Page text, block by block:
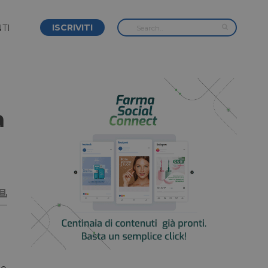
ISCRIVITI